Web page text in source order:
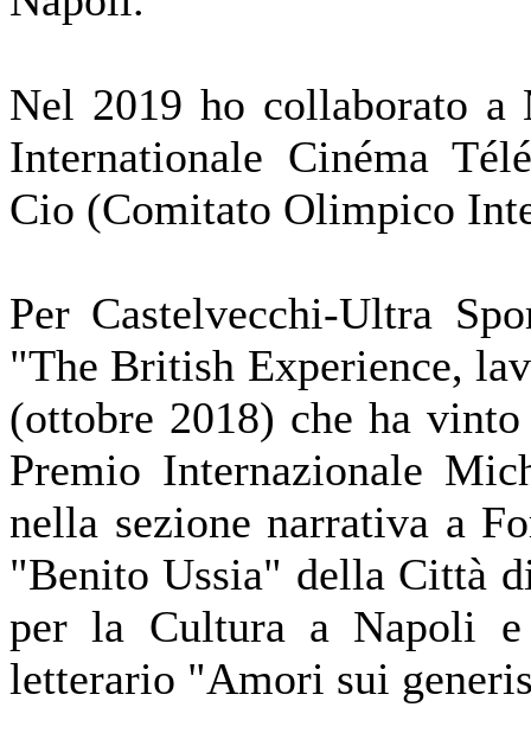
Nel 2019 ho collaborato a
Internationale Cinéma
Cio (Comitato Olimpico
Per Castelvecchi-Ultra
"The British Experience,
(ottobre 2018) che ha
Premio Internazionale
nella sezione narrativa a
"Benito Ussia" della Città
per la Cultura a Napoli
letterario "Amori sui